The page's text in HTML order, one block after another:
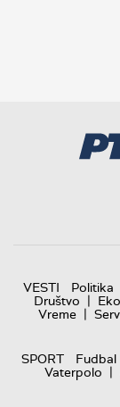
VESTI Politika
Društvo |
Vreme |
SPORT
Fudbal
Vaterpolo |